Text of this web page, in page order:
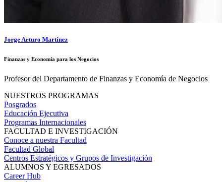
Jorge Arturo Martínez
Finanzas y Economía para los Negocios
Profesor del Departamento de Finanzas y Economía de Negocios
NUESTROS PROGRAMAS
Posgrados
Educación Ejecutiva
Programas Internacionales
FACULTAD E INVESTIGACIÓN
Conoce a nuestra Facultad
Facultad Global
Centros Estratégicos y Grupos de Investigación
ALUMNOS Y EGRESADOS
Career Hub